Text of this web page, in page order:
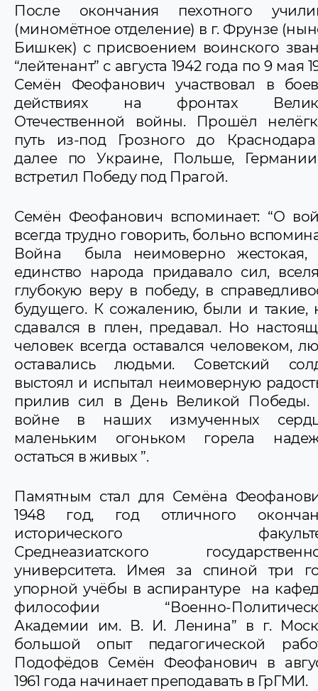
После окончания пехотного
(миномётное отделение) в г. Фрунзе
Бишкек) с присвоением воинского
“лейтенант” с августа 1942 года по 9 мая
Семён Феофанович участвовал в
действиях на фронтах
Отечественной войны. Прошёл
путь из-под Грозного до
далее по Украине, Польше,
встретил Победу под Прагой.
Семён Феофанович вспоминает: “О
всегда трудно говорить, больно
Война была неимоверно жестокая,
единство народа придавало сил,
глубокую веру в победу, в
будущего. К сожалению, были и такие,
сдавался в плен, предавал. Но
человек всегда оставался человеком,
оставались людьми. Советский
выстоял и испытал неимоверную
прилив сил в День Великой Победы.
войне в наших измученных
маленьким огоньком горела
остаться в живых ”.
Памятным стал для Семёна
1948 год, год отличного
исторического
Среднеазиатского
университета. Имея за спиной три
упорной учёбы в аспирантуре на
философии “Военно-
Академии им. В. И. Ленина” в г.
большой опыт педагогической
Подофёдов Семён Феофанович в
1961 года начинает преподавать в ГрГМИ.